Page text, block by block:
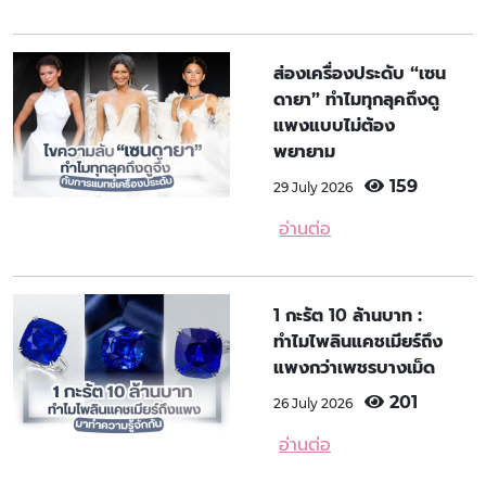
ส่องเครื่องประดับ “เซน
ดายา” ทำไมทุกลุคถึงดู
แพงแบบไม่ต้อง
พยายาม
29 July 2026 159
อ่านต่อ
1 กะรัต 10 ล้านบาท :
ทำไมไพลินแคชเมียร์ถึง
แพงกว่าเพชรบางเม็ด
26 July 2026 201
อ่านต่อ